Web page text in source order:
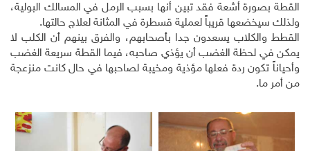
القطة بصورة أشعة فقد تبين أنها بسبب الرمل في المسالك البولية،
ولذلك سيخضعها قريباً لعملية قسطرة في المثانة لعلاج حالتها.
القطط والكلاب يسعدون جدا بأصحابهم، والفرق بينهم أن الكلب لا
يمكن في لحظة الغضب أن يؤذي صاحبه، فيما القطة سريعة الغضب
وأحياناً تكون ردة فعلها مؤذية ومخيبة لصاحبها في حال كانت منزعجة
من أمر ما.